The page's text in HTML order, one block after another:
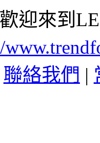
迎來到
聯絡我們 |